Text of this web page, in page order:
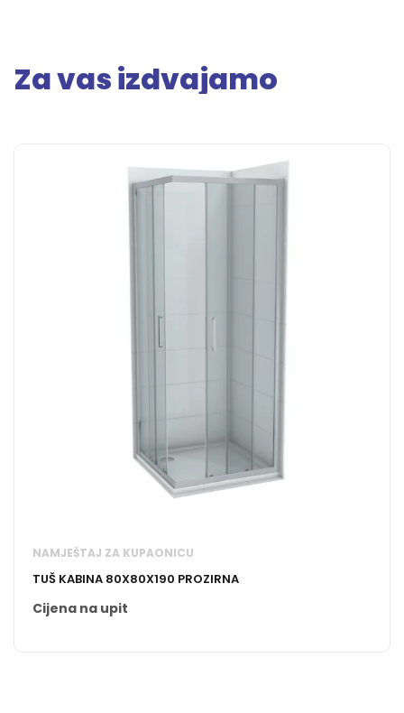
Za vas izdvajamo
NAMJEŠTAJ ZA KUPAONICU
TUŠ KABINA 80X80X190 PROZIRNA
Cijena na upit